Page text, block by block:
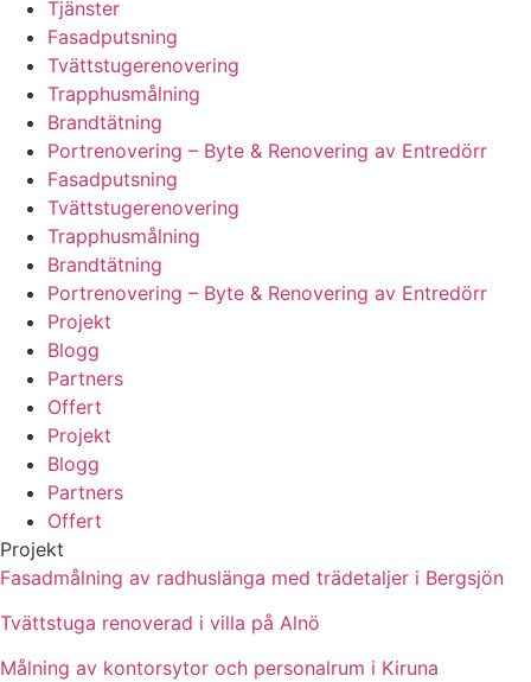
Tjänster
Fasadputsning
Tvättstugerenovering
Trapphusmålning
Brandtätning
Portrenovering – Byte & Renovering av Entredörr
Fasadputsning
Tvättstugerenovering
Trapphusmålning
Brandtätning
Portrenovering – Byte & Renovering av Entredörr
Projekt
Blogg
Partners
Offert
Projekt
Blogg
Partners
Offert
Projekt
Fasadmålning av radhuslänga med trädetaljer i Bergsjön
Tvättstuga renoverad i villa på Alnö
Målning av kontorsytor och personalrum i Kiruna